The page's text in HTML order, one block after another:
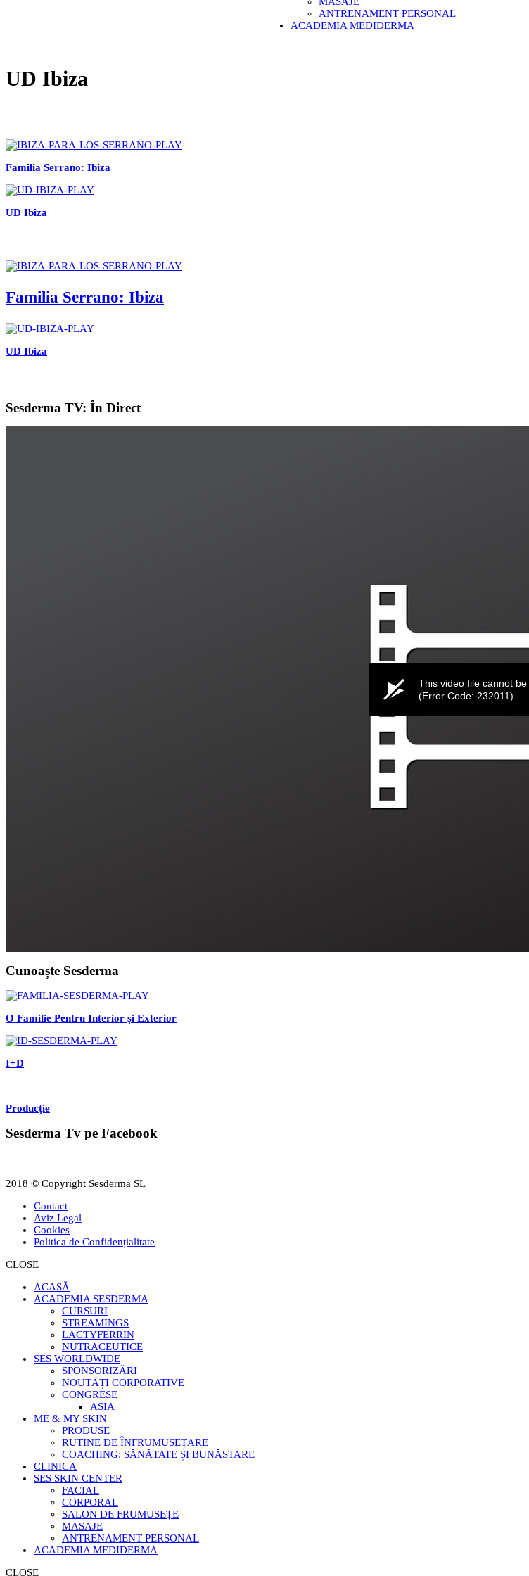
ANTRENAMENT PERSONAL
ACADEMIA MEDIDERMA
UD Ibiza
Familia Serrano: Ibiza
UD Ibiza
Familia Serrano: Ibiza
UD Ibiza
Sesderma TV: În Direct
Cunoaște Sesderma
O Familie Pentru Interior și Exterior
I+D
Producție
Sesderma Tv pe Facebook
2018 © Copyright Sesderma SL
Contact
Aviz Legal
Cookies
Politica de Confidențialitate
CLOSE
ACASĂ
ACADEMIA SESDERMA
CURSURI
STREAMINGS
LACTYFERRIN
NUTRACEUTICE
SES WORLDWIDE
SPONSORIZĂRI
NOUTĂȚI CORPORATIVE
CONGRESE
ASIA
ME & MY SKIN
PRODUSE
RUTINE DE ÎNFRUMUSEȚARE
COACHING: SĂNĂTATE ȘI BUNĂSTARE
CLINICA
SES SKIN CENTER
FACIAL
CORPORAL
SALON DE FRUMUSEȚE
MASAJE
ANTRENAMENT PERSONAL
ACADEMIA MEDIDERMA
CLOSE